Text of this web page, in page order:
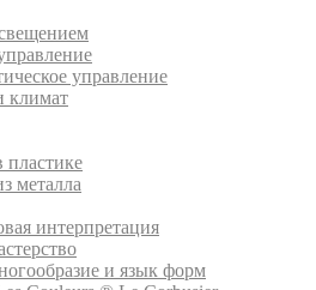
управление
климат
пластике
металла
интерпретация
и язык форм